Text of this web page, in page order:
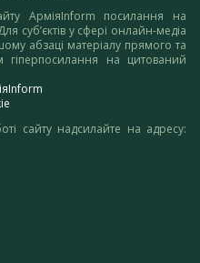
АрміяInform посилання на
суб’єктів у сфері онлайн-медіа
абзаці матеріалу прямого та
гіперпосилання на цитований
сайту надсилайте на адресу: